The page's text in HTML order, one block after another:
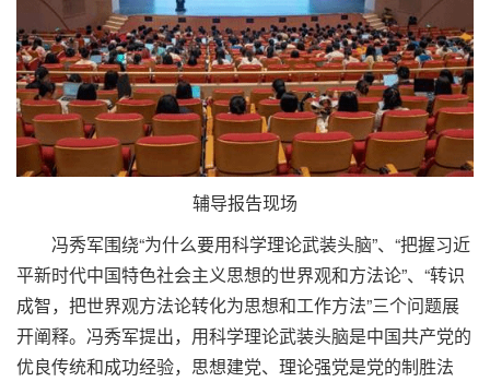
辅导报告现场
冯秀军围绕“为什么要用科学理论武装头脑”、“把握习近
平新时代中国特色社会主义思想的世界观和方法论”、“转识
成智，把世界观方法论转化为思想和工作方法”三个问题展
开阐释。冯秀军提出，用科学理论武装头脑是中国共产党的
优良传统和成功经验，思想建党、理论强党是党的制胜法